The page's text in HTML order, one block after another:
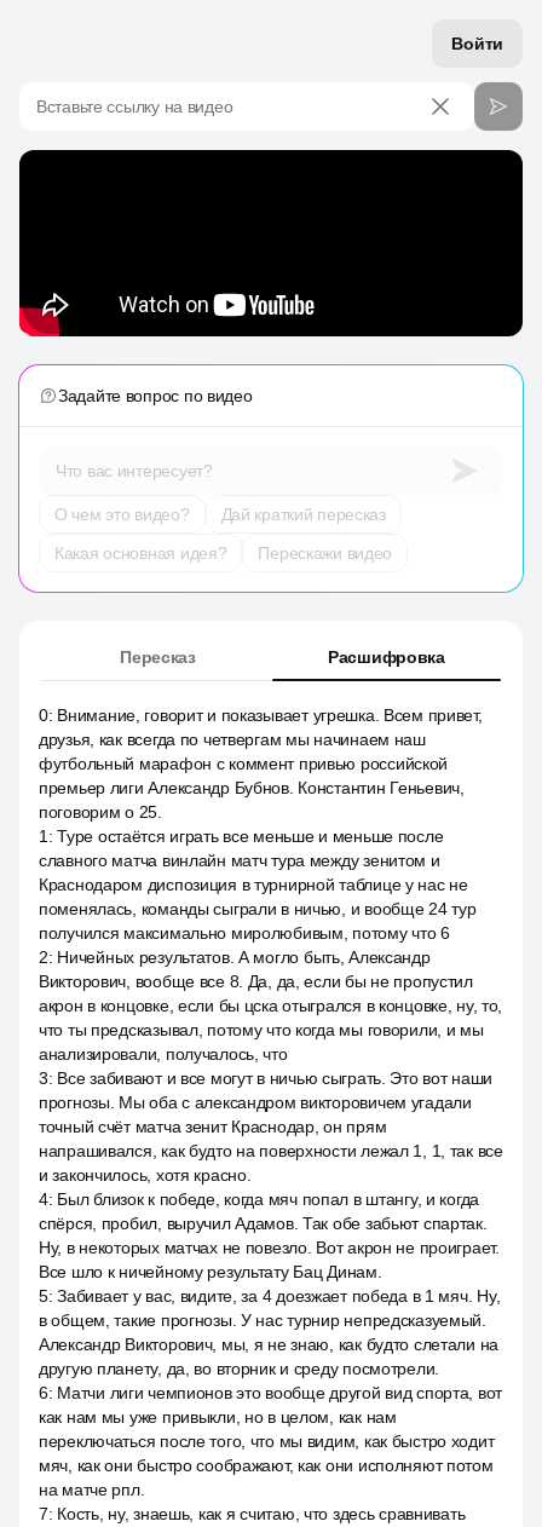
Войти
Вставьте ссылку на видео
Задайте вопрос по видео
Что вас интересует?
О чем это видео?
Дай краткий пересказ
Какая основная идея?
Перескажи видео
Пересказ Расшифровка
0: Внимание, говорит и показывает угрешка. Всем привет,
друзья, как всегда по четвергам мы начинаем наш
футбольный марафон с коммент привью российской
премьер лиги Александр Бубнов. Константин Геньевич,
поговорим о 25.
1 :Туре остаётся играть все меньше и меньше после
славного матча винлайн матч тура между зенитом и
Краснодаром диспозиция в турнирной таблице у нас не
поменялась, команды сыграли в ничью, и вообще 24 тур
получился максимально миролюбивым, потому что 6
2: Ничейных результатов. А могло быть, Александр
Викторович, вообще все 8. Да, да, если бы не пропустил
акрон в концовке, если бы цска отыгрался в концовке, ну, то,
что ты предсказывал, потому что когда мы говорили, и мы
анализировали, получалось, что
3: Все забивают и все могут в ничью сыграть. Это вот наши
прогнозы. Мы оба с александром викторовичем угадали
точный счёт матча зенит Краснодар, он прям
напрашивался, как будто на поверхности лежал 1, 1, так все
и закончилось, хотя красно.
4: Был близок к победе, когда мяч попал в штангу, и когда
спёрся, пробил, выручил Адамов. Так обе забьют спартак.
Ну, в некоторых матчах не повезло. Вот акрон не проиграет.
Все шло к ничейному результату Бац Динам.
5:Забивает у вас, видите, за 4 доезжает победа в 1 мяч. Ну,
в общем, такие прогнозы. У нас турнир непредсказуемый.
Александр Викторович, мы, я не знаю, как будто слетали на
другую планету, да, во вторник и среду посмотрели.
6: Матчи лиги чемпионов это вообще другой вид спорта, вот
как нам мы уже привыкли, но в целом, как нам
переключаться после того, что мы видим, как быстро ходит
мяч, как они быстро соображают, как они исполняют потом
на матче рпл.
7: Кость, ну, знаешь, как я считаю, что здесь сравнивать